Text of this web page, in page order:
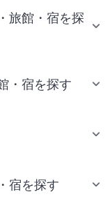
旅館・宿を探
・宿を探す
宿を探す